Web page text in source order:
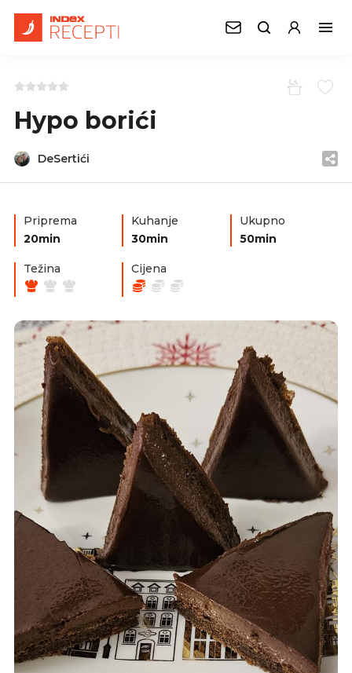
Hypo borići
DeSertići
Priprema
20min
Kuhanje
30min
Ukupno
50min
Težina Cijena